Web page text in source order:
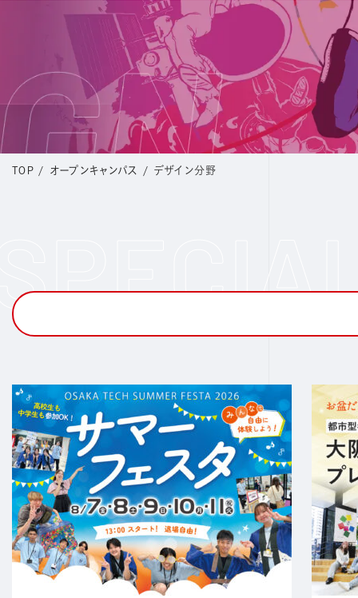
TOP / オープンキャンパス / デザイン分野